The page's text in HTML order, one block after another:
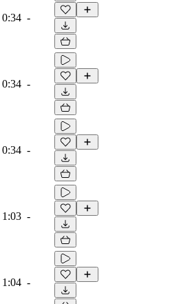
0:34 -
0:34 -
0:34 -
1:03 -
1:04 -